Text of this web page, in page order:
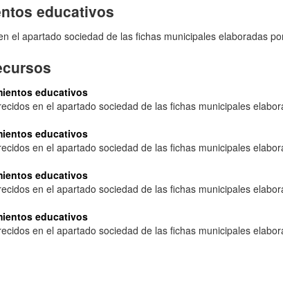
educativos
el apartado sociedad de las fichas municipales elaboradas
educativos
en el apartado sociedad de las fichas municipales
educativos
en el apartado sociedad de las fichas municipales
educativos
en el apartado sociedad de las fichas municipales
educativos
en el apartado sociedad de las fichas municipales